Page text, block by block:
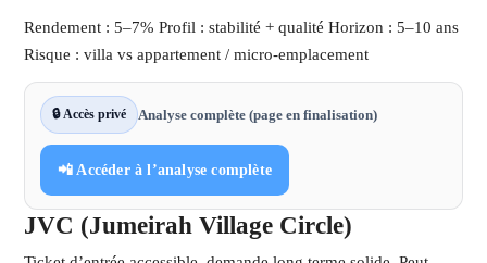
Rendement : 5–7% Profil : stabilité + qualité Horizon : 5–10 ans
Risque : villa vs appartement / micro-emplacement
🔒 Accès privé Analyse complète (page en finalisation)
📲 Accéder à l’analyse complète
JVC (Jumeirah Village Circle)